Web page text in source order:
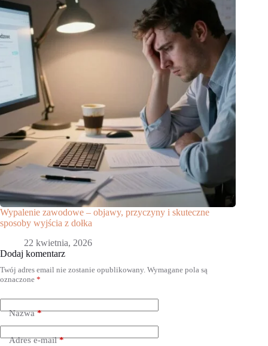
Wypalenie zawodowe – objawy, przyczyny i skuteczne
sposoby wyjścia z dołka
22 kwietnia, 2026
Dodaj komentarz
Twój adres email nie zostanie opublikowany. Wymagane pola są
oznaczone *
Nazwa*
Adres e-mail*